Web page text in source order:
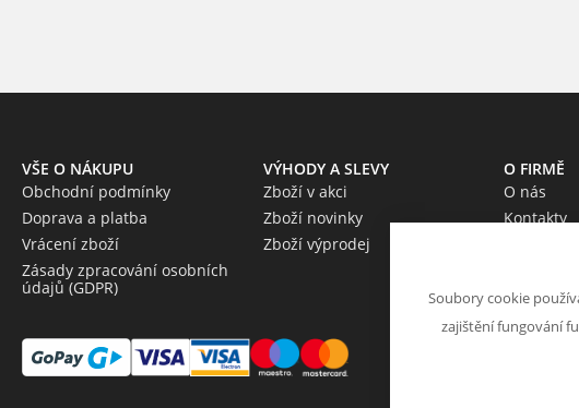
VŠE O NÁKUPU
Obchodní podmínky
Doprava a platba
Vrácení zboží
Zásady zpracování osobních
údajů (GDPR)
VÝHODY A SLEVY
Zboží v akci
Zboží novinky
Zboží výprodej
O FIRMĚ
O nás
Kontakty
Soubory cookie
zajištění fungování